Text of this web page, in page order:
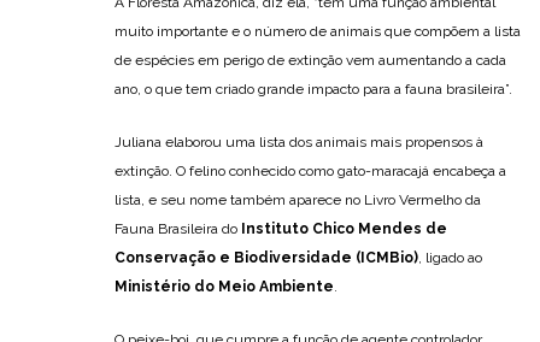
muito importante e o número de animais que compõem a lista
de espécies em perigo de extinção vem aumentando a cada
ano, o que tem criado grande impacto para a fauna brasileira”.
Juliana elaborou uma lista dos animais mais propensos à
extinção. O felino conhecido como gato-maracajá encabeça a
lista, e seu nome também aparece no Livro Vermelho da
Fauna Brasileira do Instituto Chico Mendes de
Conservação e Biodiversidade (ICMBio), ligado ao
Ministério do Meio Ambiente.